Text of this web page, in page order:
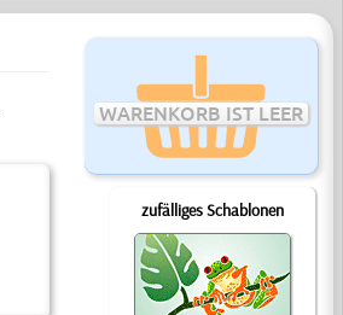
WARENKORB IST LEER
zufälliges Schablonen